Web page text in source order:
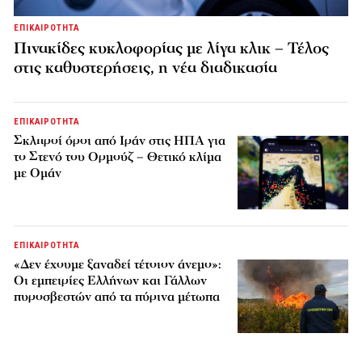
ΕΠΙΚΑΙΡΟΤΗΤΑ
Πινακίδες κυκλοφορίας με λίγα κλικ – Τέλος
στις καθυστερήσεις, η νέα διαδικασία
ΕΠΙΚΑΙΡΟΤΗΤΑ
Σκληροί όροι από Ιράν στις ΗΠΑ για
το Στενό του Ορμούζ – Θετικό κλίμα
με Ομάν
ΕΠΙΚΑΙΡΟΤΗΤΑ
«Δεν έχουμε ξαναδεί τέτοιον άνεμο»:
Οι εμπειρίες Ελλήνων και Γάλλων
πυροσβεστών από τα πύρινα μέτωπα